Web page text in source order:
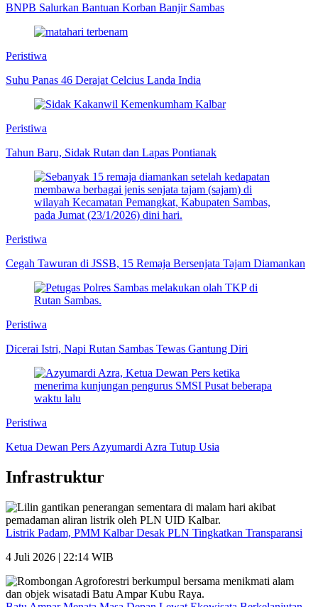
BNPB Salurkan Bantuan Korban Banjir Sambas
Peristiwa
Suhu Panas 46 Derajat Celcius Landa India
Peristiwa
Tahun Baru, Sidak Rutan dan Lapas Pontianak
Peristiwa
Cegah Tawuran di JSSB, 15 Remaja Bersenjata Tajam Diamankan
Peristiwa
Dicerai Istri, Napi Rutan Sambas Tewas Gantung Diri
Peristiwa
Ketua Dewan Pers Azyumardi Azra Tutup Usia
Infrastruktur
Listrik Padam, PMM Kalbar Desak PLN Tingkatkan Transparansi
4 Juli 2026 | 22:14 WIB